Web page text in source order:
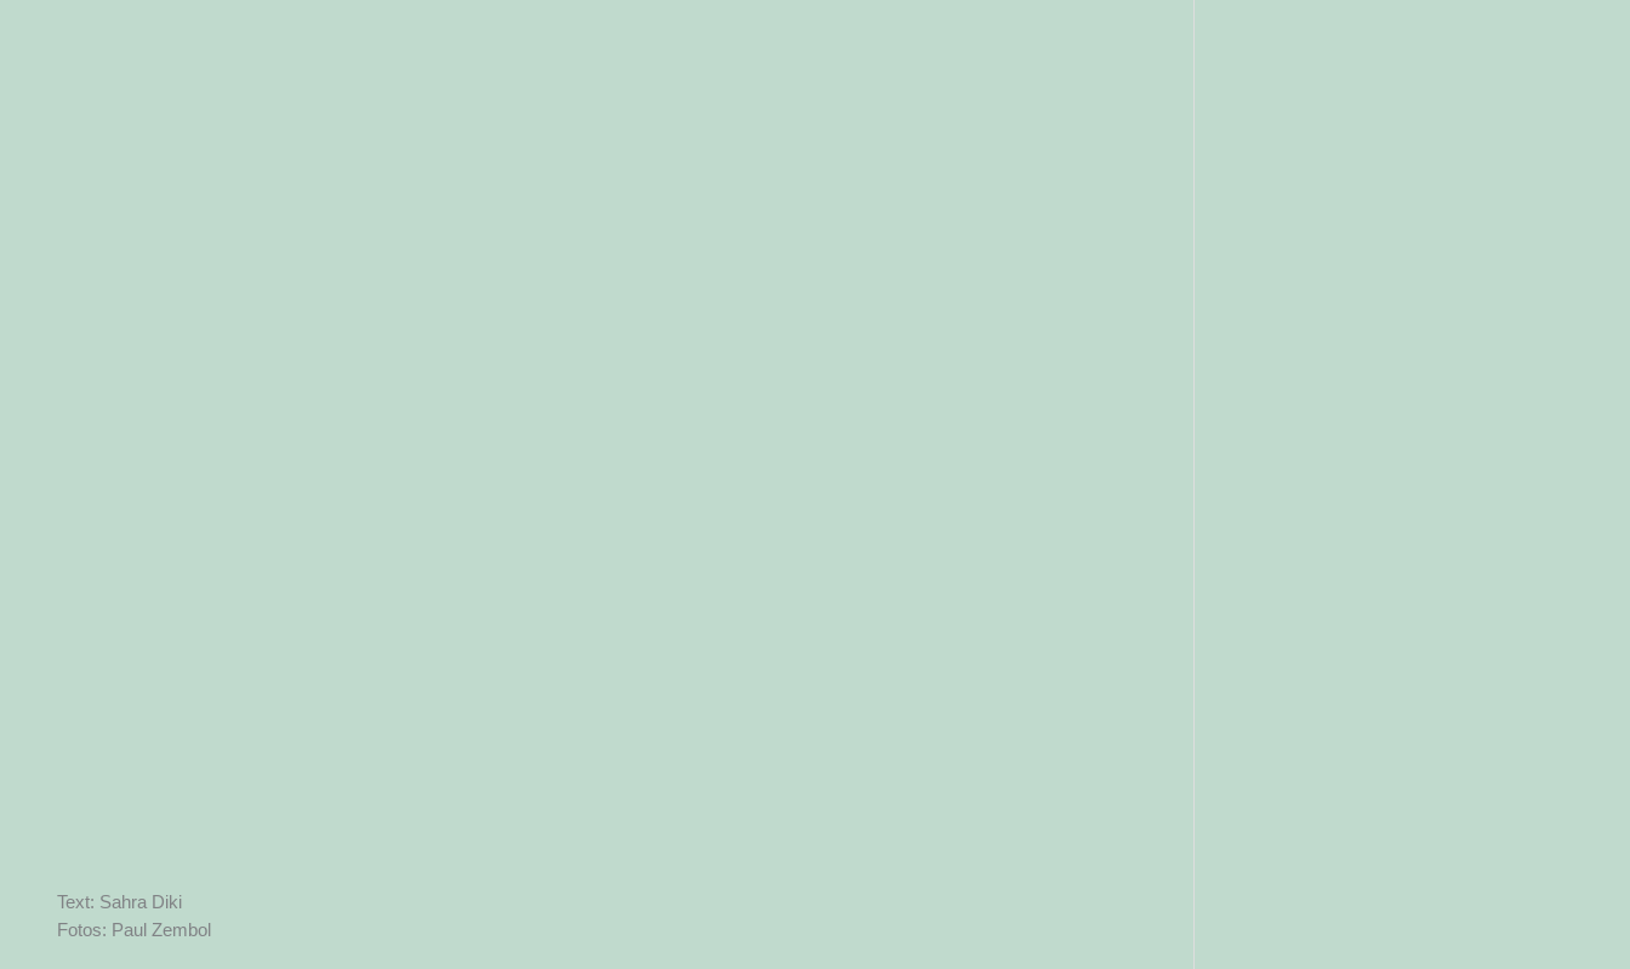
Text: Sahra Diki
Fotos: Paul Zembol